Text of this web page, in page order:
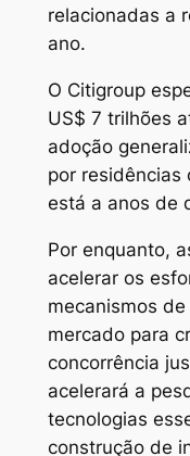
relacionadas a
ano.
O Citigroup
US$ 7 trilhões
adoção
por residências
está a anos de
Por enquanto,
acelerar os
mecanismos
mercado para
concorrência
acelerará a
tecnologias
construção de